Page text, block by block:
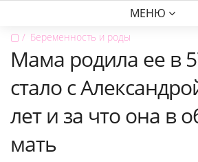
МЕНЮ
▢ Беременность и роды
Мама родила ее в
стало с
лет и за что она в
мать